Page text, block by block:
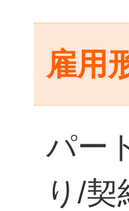
雇用
パー
り/